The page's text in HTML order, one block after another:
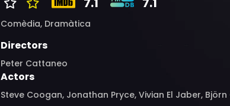
Comèdia, Dramàtica
Directors
Peter Cattaneo
Actors
Steve Coogan, Jonathan Pryce, Vivian El Jaber,